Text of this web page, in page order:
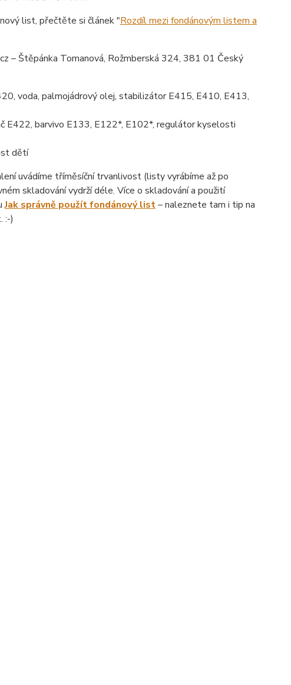
list, přečtěte si článek "Rozdíl mezi fondánovým listem a
– Štěpánka Tomanová, Rožmberská 324, 381 01 Český
voda, palmojádrový olej, stabilizátor E415, E410, E413,
E422, barvivo E133, E122*, E102*, regulátor kyselosti
dětí
uvádíme tříměsíční trvanlivost (listy vyrábíme až po
skladování vydrží déle. Více o skladování a použití
Jak správně použít fondánový list– naleznete tam i tip na
:-)